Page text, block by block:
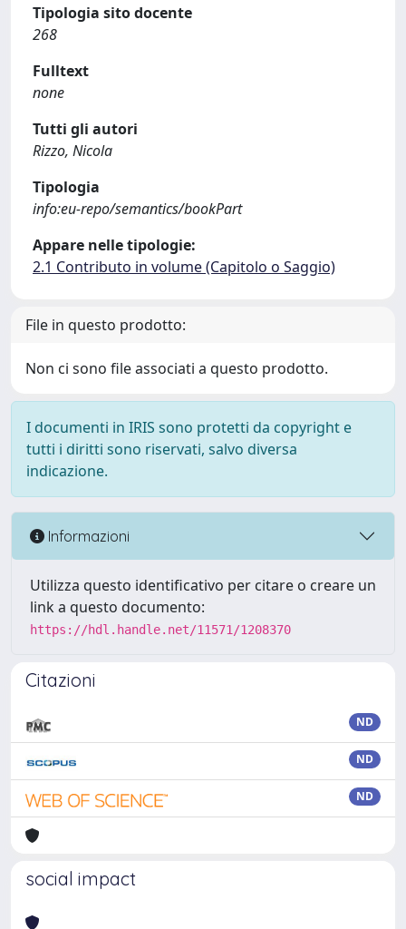
Tipologia sito docente
268
Fulltext
none
Tutti gli autori
Rizzo, Nicola
Tipologia
info:eu-repo/semantics/bookPart
Appare nelle tipologie:
2.1 Contributo in volume (Capitolo o Saggio)
File in questo prodotto:
Non ci sono file associati a questo prodotto.
I documenti in IRIS sono protetti da copyright e
tutti i diritti sono riservati, salvo diversa
indicazione.
Informazioni
Utilizza questo identificativo per citare o creare un
link a questo documento:
https://hdl.handle.net/11571/1208370
Citazioni
ND
ND
ND
social impact